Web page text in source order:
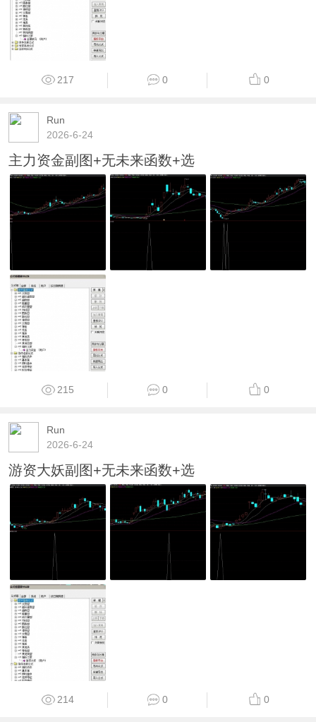
217 0 0
Run
2026-6-24
主力资金副图+无未来函数+选
215 0 0
Run
2026-6-24
游资大妖副图+无未来函数+选
214 0 0